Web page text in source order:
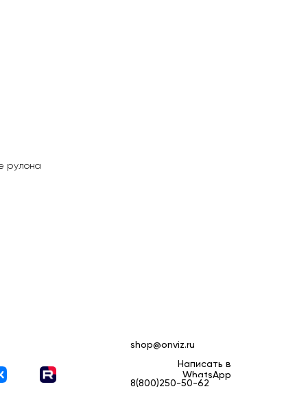
рулона
shop@onviz.ru
Написать в
WhatsApp
8(800)250-50-62